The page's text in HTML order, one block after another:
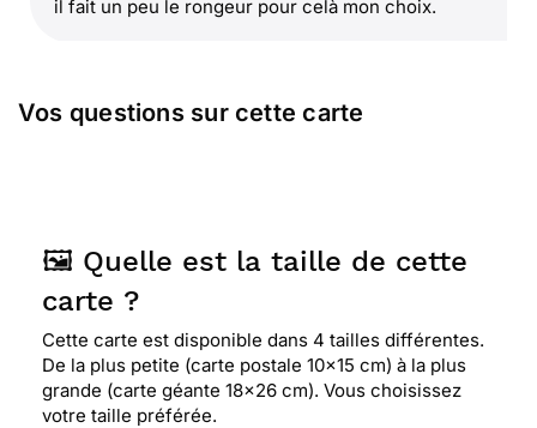
il fait un peu le rongeur pour celà mon choix.
amusant. c'est très bien pour souhaiter
Vos questions sur cette carte
🖼️ Quelle est la taille de cette
carte ?
Cette carte est disponible dans 4 tailles différentes.
De la plus petite (carte postale 10x15 cm) à la plus
grande (carte géante 18x26 cm). Vous choisissez
votre taille préférée.